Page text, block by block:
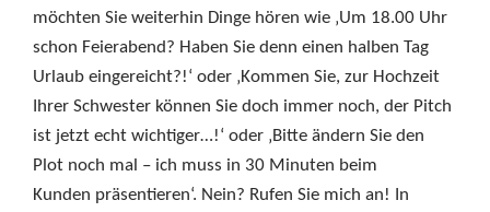
möchten Sie weiterhin Dinge hören wie ‚Um 18.00 Uhr
schon Feierabend? Haben Sie denn einen halben Tag
Urlaub eingereicht?!‘ oder ‚Kommen Sie, zur Hochzeit
Ihrer Schwester können Sie doch immer noch, der Pitch
ist jetzt echt wichtiger…!‘ oder ‚Bitte ändern Sie den
Plot noch mal – ich muss in 30 Minuten beim
Kunden präsentieren‘. Nein? Rufen Sie mich an! In